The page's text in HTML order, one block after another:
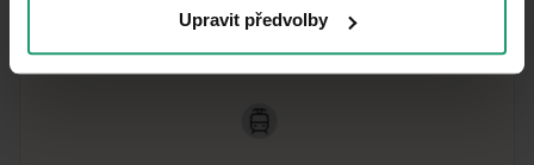
Upravit předvolby